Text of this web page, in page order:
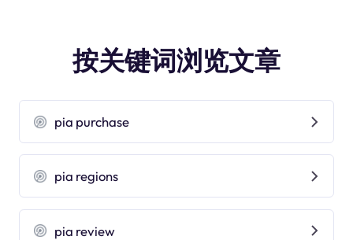
按关键词浏览文章
pia purchase
pia regions
pia review